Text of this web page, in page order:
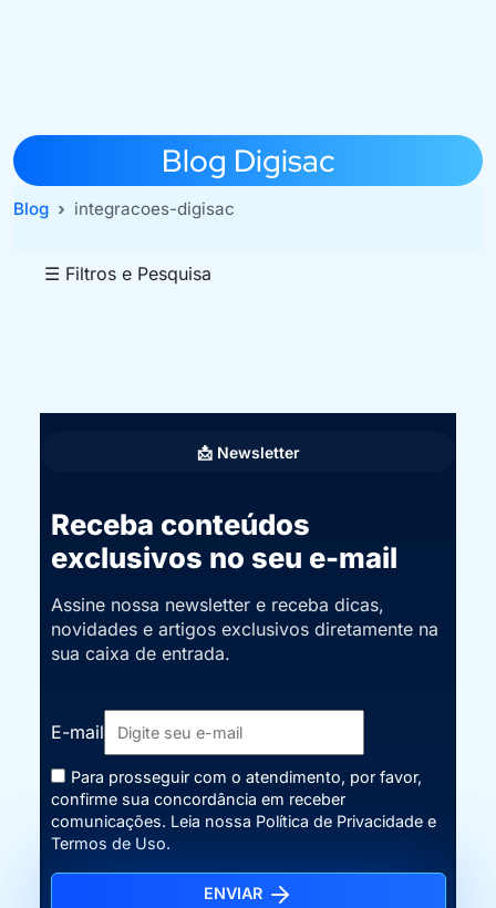
Blog Digisac
Blog integracoes-digisac
☰ Filtros e Pesquisa
📩 Newsletter
Receba conteúdos
exclusivos no seu e-mail
Assine nossa newsletter e receba dicas,
novidades e artigos exclusivos diretamente na
sua caixa de entrada.
E-mail
Para prosseguir com o atendimento, por favor,
confirme sua concordância em receber
comunicações. Leia nossa Política de Privacidadee
Termos de Uso.
ENVIAR